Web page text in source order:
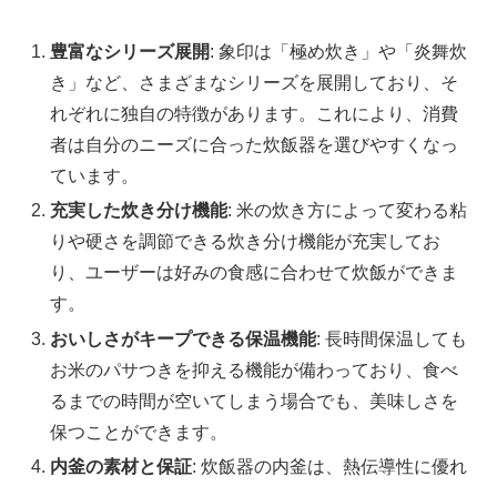
豊富なシリーズ展開: 象印は「極め炊き」や「炎舞炊
き」など、さまざまなシリーズを展開しており、そ
れぞれに独自の特徴があります。これにより、消費
者は自分のニーズに合った炊飯器を選びやすくなっ
ています。
充実した炊き分け機能: 米の炊き方によって変わる粘
りや硬さを調節できる炊き分け機能が充実してお
り、ユーザーは好みの食感に合わせて炊飯ができま
す。
おいしさがキープできる保温機能: 長時間保温しても
お米のパサつきを抑える機能が備わっており、食べ
るまでの時間が空いてしまう場合でも、美味しさを
保つことができます。
内釜の素材と保証: 炊飯器の内釜は、熱伝導性に優れ